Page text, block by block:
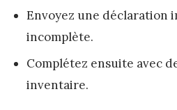
Envoyez une déclaration
incomplète.
Complétez ensuite avec
inventaire.